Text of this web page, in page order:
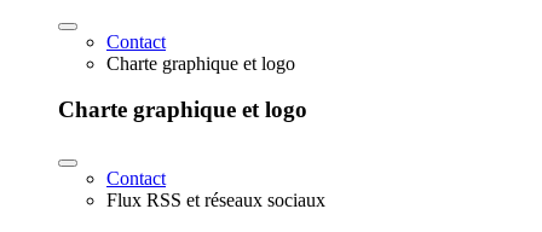
Contact
Charte graphique et logo
Charte graphique et logo
Contact
Flux RSS et réseaux sociaux